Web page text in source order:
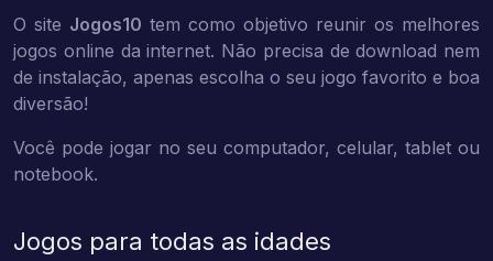
O site Jogos10 tem como objetivo reunir os melhores
jogos online da internet. Não precisa de download nem
de instalação, apenas escolha o seu jogo favorito e boa
diversão!
Você pode jogar no seu computador, celular, tablet ou
notebook.
Jogos para todas as idades